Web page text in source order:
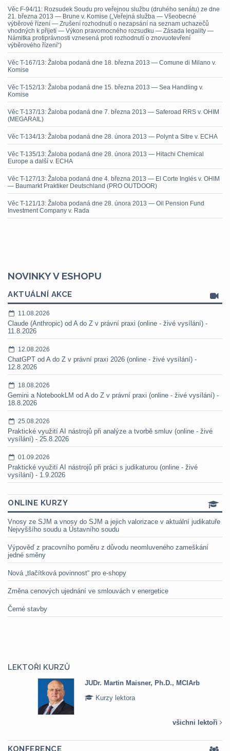
Věc F-94/11: Rozsudek Soudu pro veřejnou službu (druhého senátu) ze dne
21. března 2013 — Brune v. Komise („Veřejná služba — Všeobecné
výběrové řízení — Zrušení rozhodnutí o nezapsání na seznam uchazečů
vhodných k přijetí — Výkon pravomocného rozsudku — Zásada legality —
Námitka protiprávnosti vznesená proti rozhodnutí o znovuotevření
výběrového řízení“)
Věc T-167/13: Žaloba podaná dne 18. března 2013 — Comune di Milano v.
Komise
Věc T-152/13: Žaloba podaná dne 15. března 2013 — Sea Handling v.
Komise
Věc T-137/13: Žaloba podaná dne 7. března 2013 — Saferoad RRS v. OHIM
(MEGARAIL)
Věc T-134/13: Žaloba podaná dne 28. února 2013 — Polynt a Sitre v. ECHA
Věc T-135/13: Žaloba podaná dne 28. února 2013 — Hitachi Chemical
Europe a další v. ECHA
Věc T-127/13: Žaloba podaná dne 4. března 2013 — El Corte Inglés v. OHIM
— Baumarkt Praktiker Deutschland (PRO OUTDOOR)
Věc T-121/13: Žaloba podaná dne 28. února 2013 — Oil Pension Fund
Investment Company v. Rada
NOVINKY V ESHOPU
AKTUÁLNÍ AKCE
11.08.2026
Claude (Anthropic) od A do Z v právní praxi (online - živé vysílání) -
11.8.2026
12.08.2026
ChatGPT od A do Z v právní praxi 2026 (online - živé vysílání) -
12.8.2026
18.08.2026
Gemini a NotebookLM od A do Z v právní praxi (online - živé vysílání) -
18.8.2026
25.08.2026
Praktické využití AI nástrojů při analýze a tvorbě smluv (online - živé
vysílání) - 25.8.2026
01.09.2026
Praktické využití AI nástrojů při práci s judikaturou (online - živé
vysílání) - 1.9.2026
ONLINE KURZY
Vnosy ze SJM a vnosy do SJM a jejich valorizace v aktuální judikatuře
Nejvyššího soudu a Ústavního soudu
Výpověď z pracovního poměru z důvodu neomluveného zameškání
jedné směny
Nová „tlačítková povinnost“ pro e-shopy
Změna cenových ujednání ve smlouvách v energetice
Černé stavby
LEKTOŘI KURZŮ
JUDr. Martin Maisner, Ph.D., MCIArb
Kurzy lektora
všichni lektoři
KONFERENCE